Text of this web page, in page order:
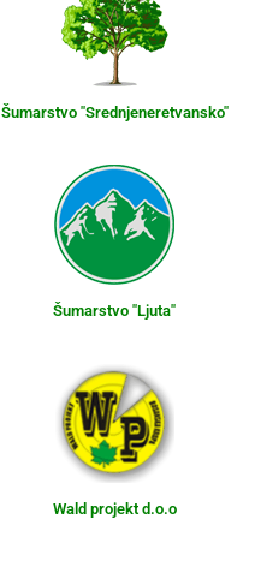
Šumarstvo "Srednjeneretvansko"
Šumarstvo "Ljuta"
Wald projekt d.o.o